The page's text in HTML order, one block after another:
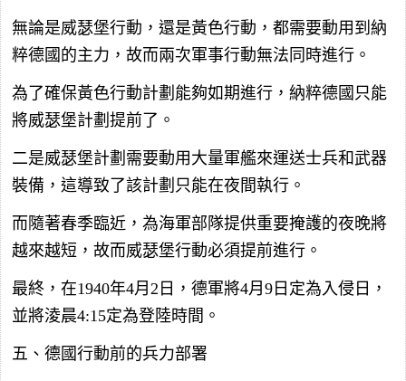
無論是威瑟堡行動，還是黃色行動，都需要動用到納
粹德國的主力，故而兩次軍事行動無法同時進行。
為了確保黃色行動計劃能夠如期進行，納粹德國只能
將威瑟堡計劃提前了。
二是威瑟堡計劃需要動用大量軍艦來運送士兵和武器
裝備，這導致了該計劃只能在夜間執行。
而隨著春季臨近，為海軍部隊提供重要掩護的夜晚將
越來越短，故而威瑟堡行動必須提前進行。
最終，在1940年4月2日，德軍將4月9日定為入侵日，
並將淩晨4:15定為登陸時間。
五、德國行動前的兵力部署